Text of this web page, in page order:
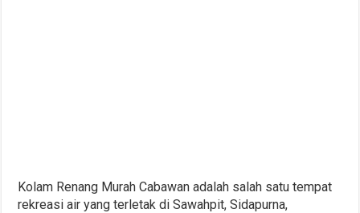
Kolam Renang Murah Cabawan adalah salah satu tempat
rekreasi air yang terletak di Sawahpit, Sidapurna,